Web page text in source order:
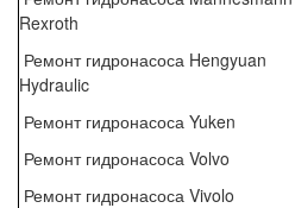
Rexroth
Ремонт гидронасоса Hengyuan
Hydraulic
Ремонт гидронасоса Yuken
Ремонт гидронасоса Volvo
Ремонт гидронасоса Vivolo